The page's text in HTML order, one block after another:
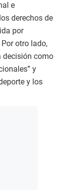
e
derechos de
por
otro lado,
decisión como
y
y los